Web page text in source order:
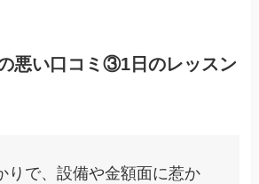
悪い口コミ③1日のレッスン
りで、設備や金額面に惹か